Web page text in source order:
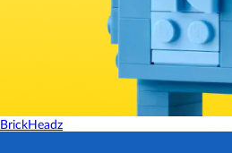
BrickHeadz